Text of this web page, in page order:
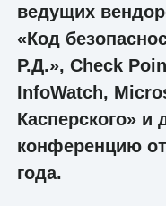
ведущих
«Код
Р.Д.», Check
InfoWatch,
Касперского» и
конференцию
года.